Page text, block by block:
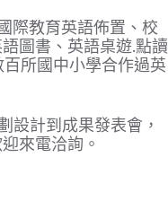
教育英語佈置、校
圖書、英語桌遊.點讀
所國中小學合作過英
計到成果發表會，
來電洽詢。